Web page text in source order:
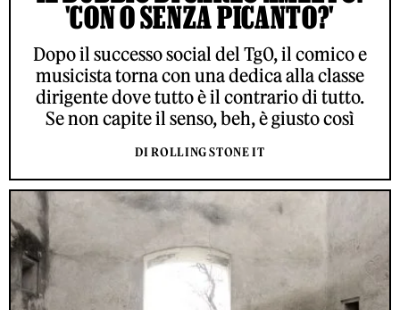
'CON O SENZA PICANTO?'
Dopo il successo social del Tg0, il comico e
musicista torna con una dedica alla classe
dirigente dove tutto è il contrario di tutto.
Se non capite il senso, beh, è giusto così
DI ROLLING STONE IT